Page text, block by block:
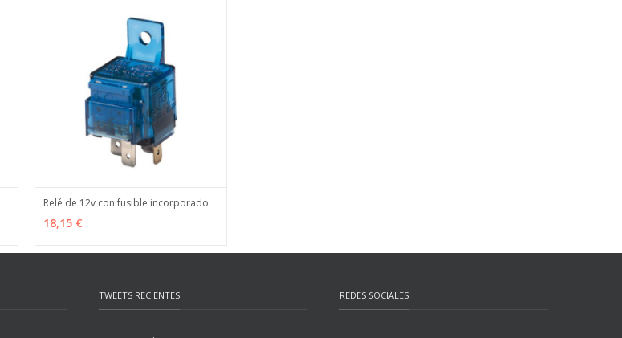
AÑADIR
Relé de 12v con fusible incorporado
18,15 €
TWEETS RECIENTES REDES SOCIALES